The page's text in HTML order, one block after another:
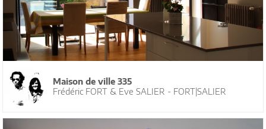
Maison de ville 335
Frédéric FORT & Eve SALIER - FORT|SALIER